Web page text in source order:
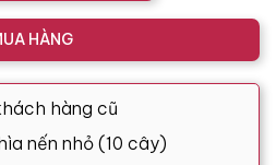
HÀNG
hàng cũ
nến nhỏ (10 cây)